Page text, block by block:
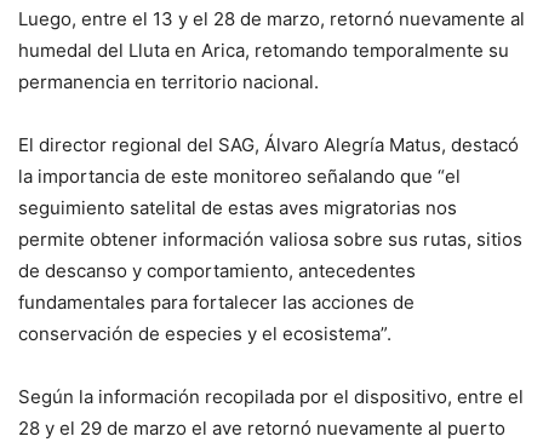
Luego, entre el 13 y el 28 de marzo, retornó nuevamente al
humedal del Lluta en Arica, retomando temporalmente su
permanencia en territorio nacional.
El director regional del SAG, Álvaro Alegría Matus, destacó
la importancia de este monitoreo señalando que “el
seguimiento satelital de estas aves migratorias nos
permite obtener información valiosa sobre sus rutas, sitios
de descanso y comportamiento, antecedentes
fundamentales para fortalecer las acciones de
conservación de especies y el ecosistema”.
Según la información recopilada por el dispositivo, entre el
28 y el 29 de marzo el ave retornó nuevamente al puerto